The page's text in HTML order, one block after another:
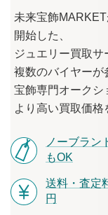
未来宝飾
開始した、
ジュエリー買取サ
複数のバイヤーが
宝飾専門オークシ
より 高い買取価格
ノーブラン
もOK
送料・査定
円